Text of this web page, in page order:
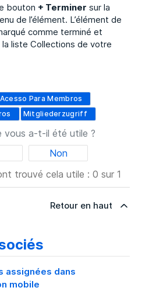
bouton + Terminer sur la
de l’élément. L’élément de
comme terminé et
la liste Collections de votre
Acesso Para Membros
Mitgliederzugriff
vous a-t-il été utile ?
Non
trouvé cela utile : 0 sur 1
Retour en haut
assignées dans
mobile